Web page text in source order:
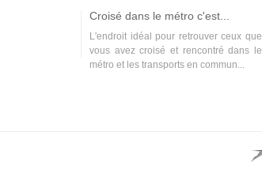
Croisé dans le métro c'est...
L'endroit idéal pour retrouver ceux que
vous avez croisé et rencontré dans le
métro et les transports en commun...